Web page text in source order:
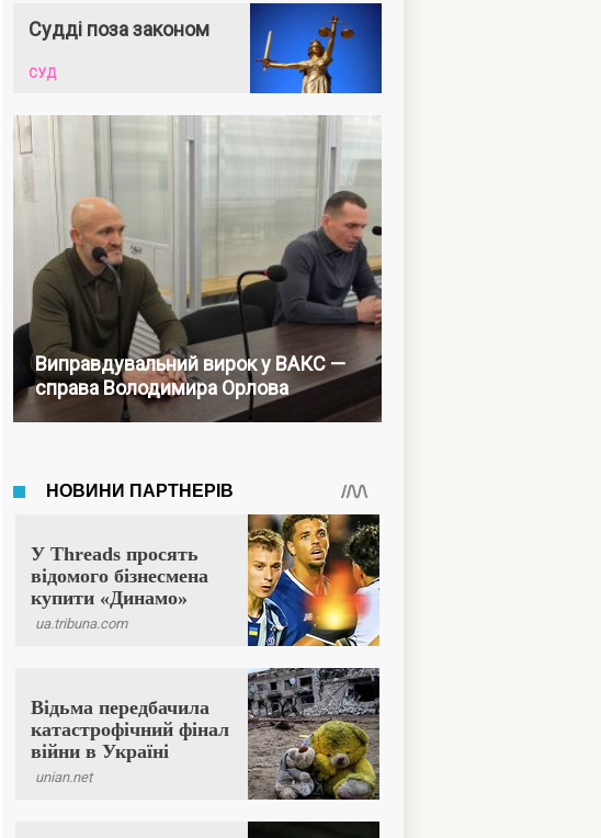
Судді поза законом
СУД
Виправдувальний вирок у ВАКС —
справа Володимира Орлова